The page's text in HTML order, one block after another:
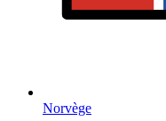
Norvège